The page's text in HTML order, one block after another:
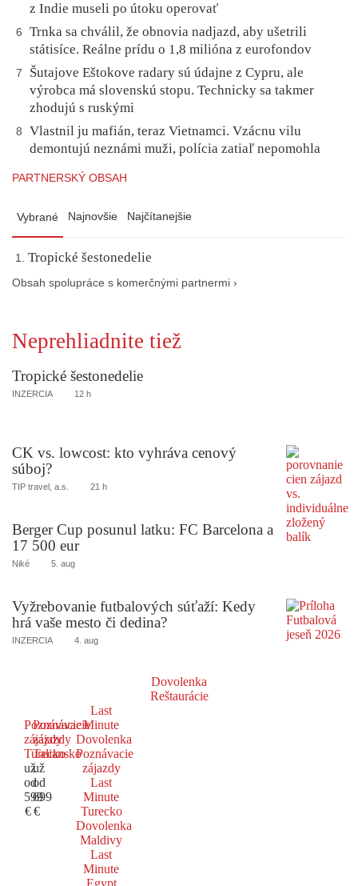
z Indie museli po útoku operovať
6
Trnka sa chválil, že obnovia nadjazd, aby ušetrili
státisíce. Reálne prídu o 1,8 milióna z eurofondov
7
Šutajove Eštokove radary sú údajne z Cypru, ale
výrobca má slovenskú stopu. Technicky sa takmer
zhodujú s ruskými
8
Vlastnil ju mafián, teraz Vietnamci. Vzácnu vilu
demontujú neznámi muži, polícia zatiaľ nepomohla
PARTNERSKÝ OBSAH
Vybrané Najnovšie Najčítanejšie
Tropické šestonedelie
Obsah spolupráce s komerčnými partnermi ›
Neprehliadnite tiež
Tropické šestonedelie
INZERCIA 12 h
CK vs. lowcost: kto vyhráva cenový
súboj?
TIP travel, a.s. 21 h
Berger Cup posunul latku: FC Barcelona a
17 500 eur
Niké 5. aug
Vyžrebovanie futbalových súťaží: Kedy
hrá vaše mesto či dedina?
INZERCIA 4. aug
Dovolenka
Reštaurácie
Poznávacie
zájazdy
Turecko
už
od
599
€
Poznávacie
zájazdy
Taliansko
už
od
699
€
Last
Minute
Dovolenka
Poznávacie
zájazdy
Last
Minute
Turecko
Dovolenka
Maldivy
Last
Minute